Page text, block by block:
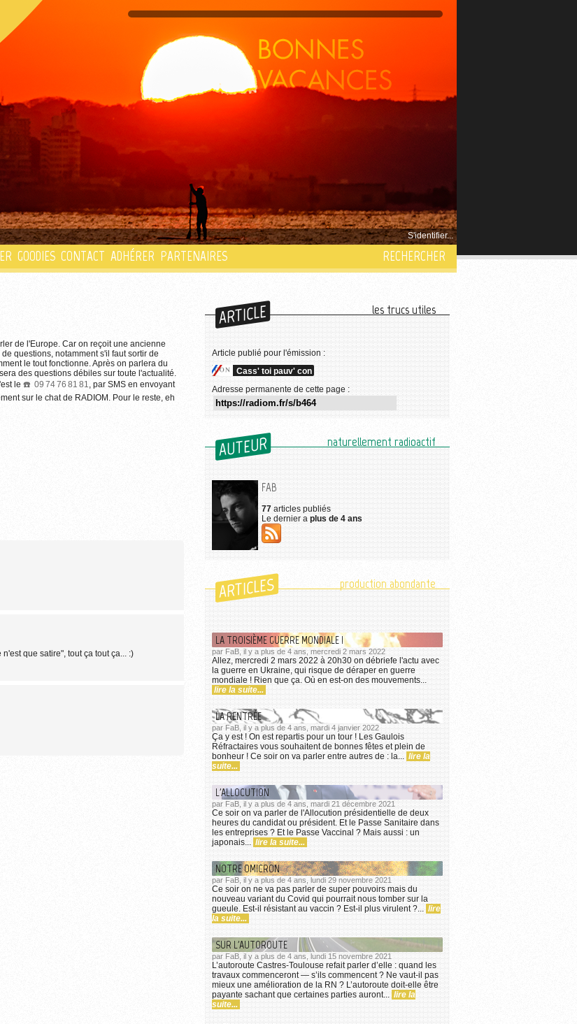
S'identifier...
GOODIES CONTACT ADHÉRER PARTENAIRES RECHERCHER
de l'Europe. Car on reçoit une ancienne
questions, notamment s'il faut sortir de
le tout fonctionne. Après on parlera du
des questions débiles sur toute l'actualité.
le
09 74 76 81 81, par SMS en envoyant
sur le chat de RADIOM. Pour le reste, eh
que satire", tout ça tout ça... :)
ARTICLE les trucs utiles
Article publié pour l'émission :
Cass' toi pauv' con
Adresse permanente de cette page :
AUTEUR naturellement radioactif
FAB
77 articles publiés
Le dernier a plus de 4 ans
ARTICLES production abondante
LA TROISIÈME GUERRE MONDIALE !
par FaB, il y a plus de 4 ans, mercredi 2 mars 2022
Allez, mercredi 2 mars 2022 à 20h30 on débriefe l'actu avec
la guerre en Ukraine, qui risque de déraper en guerre
mondiale ! Rien que ça. Où en est-on des mouvements...
lire la suite...
LA RENTRÉE
par FaB, il y a plus de 4 ans, mardi 4 janvier 2022
Ça y est ! On est repartis pour un tour ! Les Gaulois
Réfractaires vous souhaitent de bonnes fêtes et plein de
bonheur ! Ce soir on va parler entre autres de : la... lire la
suite...
L'ALLOCUTION
par FaB, il y a plus de 4 ans, mardi 21 décembre 2021
Ce soir on va parler de l'Allocution présidentielle de deux
heures du candidat ou président. Et le Passe Sanitaire dans
les entreprises ? Et le Passe Vaccinal ? Mais aussi : un
japonais... lire la suite...
NOTRE OMICRON
par FaB, il y a plus de 4 ans, lundi 29 novembre 2021
Ce soir on ne va pas parler de super pouvoirs mais du
nouveau variant du Covid qui pourrait nous tomber sur la
gueule. Est-il résistant au vaccin ? Est-il plus virulent ?... lire
la suite...
SUR L'AUTOROUTE
par FaB, il y a plus de 4 ans, lundi 15 novembre 2021
L’autoroute Castres-Toulouse refait parler d’elle : quand les
travaux commenceront — s’ils commencent ? Ne vaut-il pas
mieux une amélioration de la RN ? L’autoroute doit-elle être
payante sachant que certaines parties auront... lire la
suite...